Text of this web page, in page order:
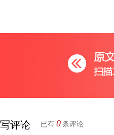
写评论 已有 0 条评论